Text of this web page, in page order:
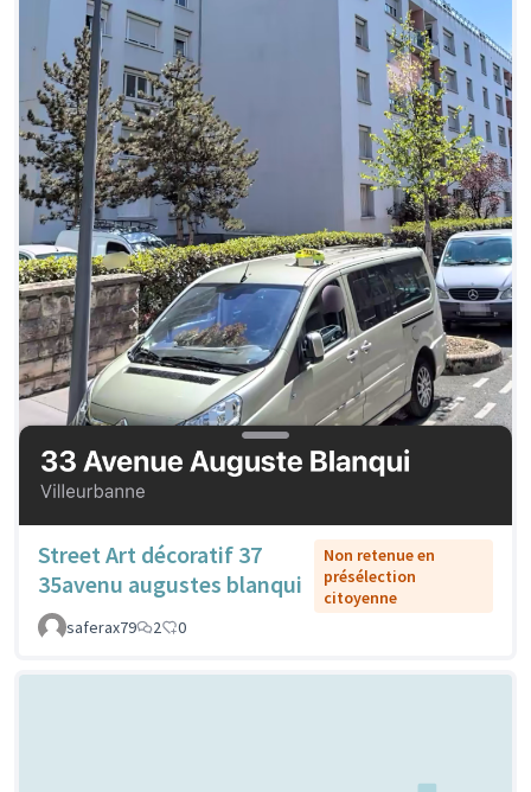
Street Art décoratif 37
35avenu augustes blanqui
Non retenue en
présélection
citoyenne
saferax79
2 0